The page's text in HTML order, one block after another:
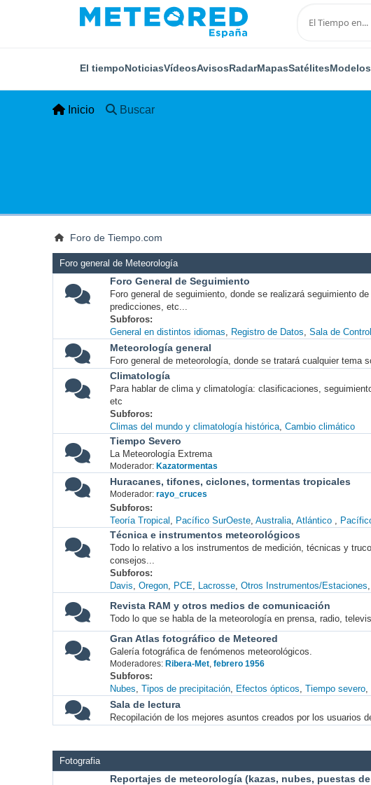
El tiempoNoticiasVídeosAvisosRadarMapasSatélitesModelos
Inicio Buscar
Foro de Tiempo.com
Foro general de Meteorología
Foro General de Seguimiento
Foro general de seguimiento, donde se realizará seguimiento
predicciones, etc...
Subforos
General en distintos idiomas
Registro de Datos Sala de Control
Meteorología general
Foro general de meteorología, donde se tratará cualquier tema
Climatología
Para hablar de clima y climatología: clasificaciones,
etc
Subforos
Climas del mundo y climatología histórica Cambio climático
Tiempo Severo
La Meteorología Extrema
Moderador: Kazatormentas
Huracanes, tifones, ciclones, tormentas tropicales
Moderador: rayo_cruces
Subforos
Teoría Tropical
Pacífico SurOeste Australia Atlántico
Técnica e instrumentos meteorológicos
Todo lo relativo a los instrumentos de medición, técnicas y
consejos...
Subforos
Davis Oregon PCE Lacrosse Otros Instrumentos/Estaciones
Revista RAM y otros medios de comunicación
Todo lo que se habla de la meteorología en prensa, radio,
Gran Atlas fotográfico de Meteored
Galería fotográfica de fenómenos meteorológicos.
Moderadores: Ribera-Met, febrero 1956
Subforos
Nubes Tipos de precipitación Efectos ópticos Tiempo severo
Sala de lectura
Recopilación de los mejores asuntos creados por los usuarios
Fotografia
Reportajes de meteorología (kazas, nubes, puestas